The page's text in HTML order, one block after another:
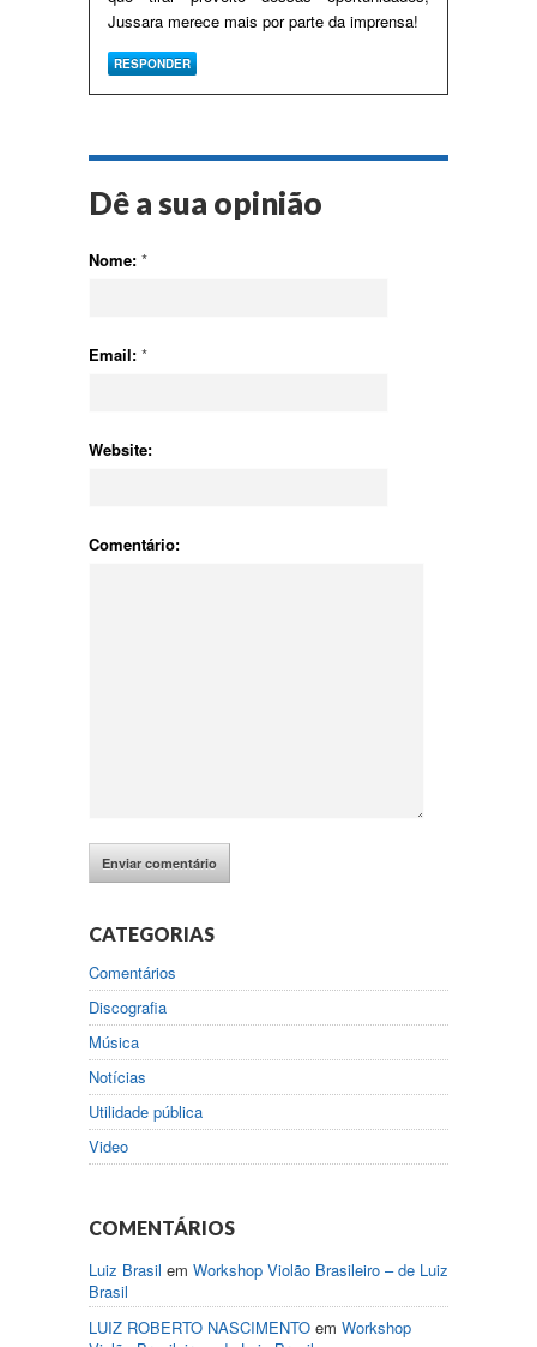
Jussara merece mais por parte da imprensa!
RESPONDER
Dê a sua opinião
Nome: *
Email: *
Website:
Comentário:
CATEGORIAS
Comentários
Discografia
Música
Notícias
Utilidade pública
Video
COMENTÁRIOS
Luiz Brasil em Workshop Violão Brasileiro – de Luiz
Brasil
LUIZ ROBERTO NASCIMENTO em Workshop